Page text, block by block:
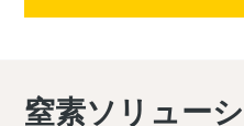
窒素ソリュー